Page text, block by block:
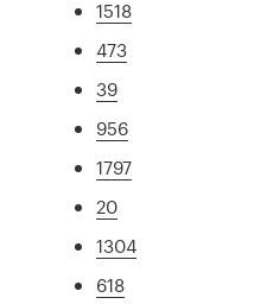
1518
473
39
956
1797
20
1304
618